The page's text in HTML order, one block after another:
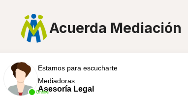
Acuerda Mediación
Online
Estamos para escucharte
Mediadoras
Asesoría Legal